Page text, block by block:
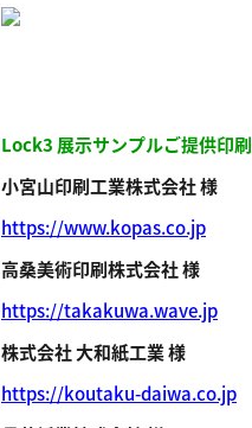
Lock3 展示サンプルご提供印刷
小宮山印刷工業株式会社 様
https://www.kopas.co.jp
高桑美術印刷株式会社 様
https://takakuwa.wave.jp
株式会社 大和紙工業 様
https://koutaku-daiwa.co.jp